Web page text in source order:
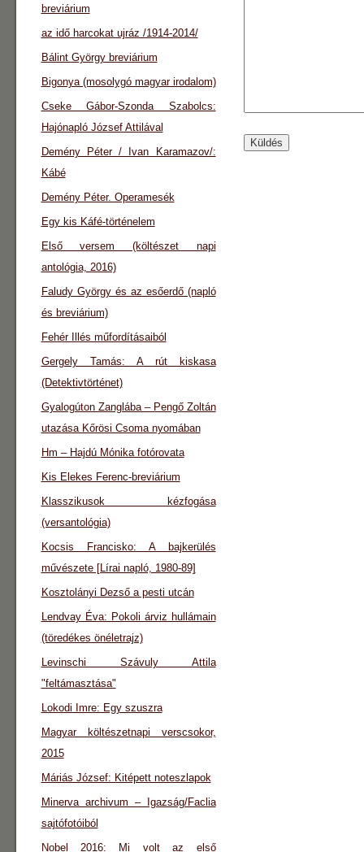
breviárium
az idő harcokat ujráz /1914-2014/
Bálint György breviárium
Bigonya (mosolygó magyar irodalom)
Cseke Gábor-Szonda Szabolcs:
Hajónapló József Attilával
Demény Péter / Ivan Karamazov/:
Kábé
Demény Péter. Operamesék
Egy kis Káfé-történelem
Első versem (költészet napi
antológia, 2016)
Faludy György és az esőerdő (napló
és breviárium)
Fehér Illés műfordításaiból
Gergely Tamás: A rút kiskasa
(Detektivtörténet)
Gyalogúton Zanglába – Pengő Zoltán
utazása Kőrösi Csoma nyomában
Hm – Hajdú Mónika fotórovata
Kis Elekes Ferenc-breviárium
Klasszikusok kézfogása
(versantológia)
Kocsis Francisko: A bajkerülés
művészete [Lírai napló, 1980-89]
Kosztolányi Dezső a pesti utcán
Lendvay Éva: Pokoli árviz hullámain
(töredékes önéletrajz)
Levinschi Szávuly Attila
"feltámasztása"
Lokodi Imre: Egy szuszra
Magyar költészetnapi verscsokor,
2015
Máriás József: Kitépett noteszlapok
Minerva archivum – Igazság/Faclia
sajtófotóiból
Nobel 2016: Mi volt az első